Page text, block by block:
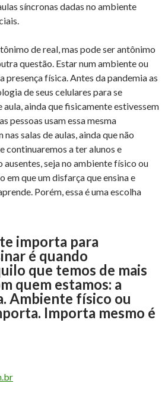
síncronas dadas no ambiente
de real, mas pode ser antônimo
questão. Estar num ambiente ou
presença física. Antes da pandemia as
de seus celulares para se
aula, ainda que fisicamente estivessem
pessoas usam essa mesma
salas de aulas, ainda que não
continuaremos a ter alunos e
seja no ambiente físico ou
em que um disfarça que ensina e
Porém, essa é uma escolha
importa para
é quando
que temos de mais
quem estamos: a
Ambiente físico ou
Importa mesmo é